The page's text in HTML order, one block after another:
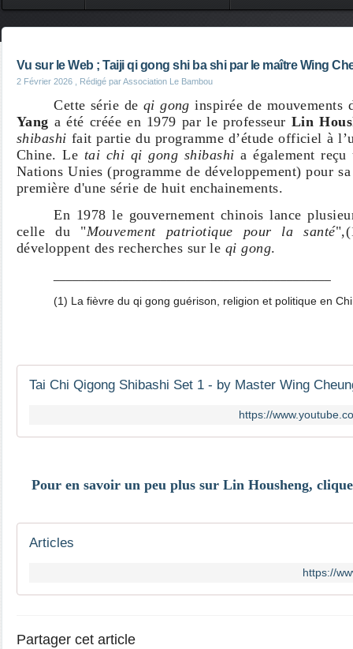
Vu sur le Web ; Taiji qi gong shi ba shi par le maître Wing
2 Février 2026 , Rédigé par Association Le Bambou
Cette série de qi gong inspirée de
Yang a été créée en 1979 par le professeur Lin
shibashi fait partie du programme d’étude officiel à
Chine. Le tai chi qi gong shibashi a égalementreçu
Nations Unies (programme de développement) pour
première d'une série de huit enchainements.
En 1978 le gouvernement chinois lance
celle du "Mouvement patriotique pour la santé
développent des recherches sur le qi gong.
(1) La fièvre du qi gong guérison, religion et politique en
Tai Chi Qigong Shibashi Set 1 - by Master Wing
https://
Pour en savoir un peu plus sur Lin Housheng,
Articles
https://
Partager cet article